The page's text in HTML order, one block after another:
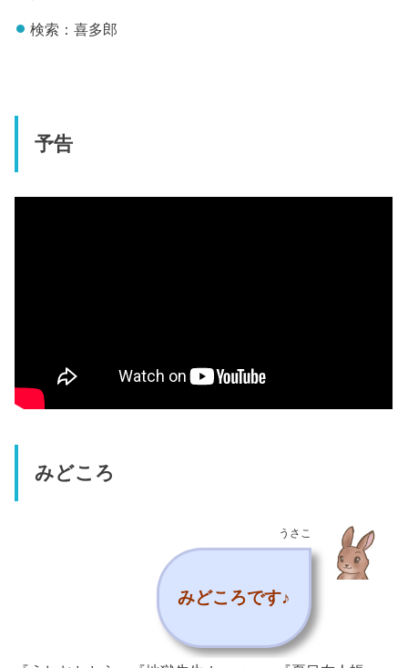
検索：喜多郎
予告
みどころ
うさこ
みどころです♪